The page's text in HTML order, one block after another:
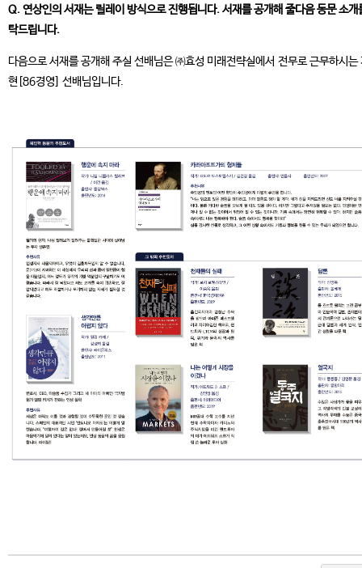
Q. 연상인의 서재는 릴레이 방식으로 진행됩니다. 서재를 공개해 줄다음 동문 소개
탁드립니다.
다음으로 서재를 공개해 주실 선배님은 ㈜효성 미래전략실에서 전무로 근무하시는
현[86경영] 선배님입니다.